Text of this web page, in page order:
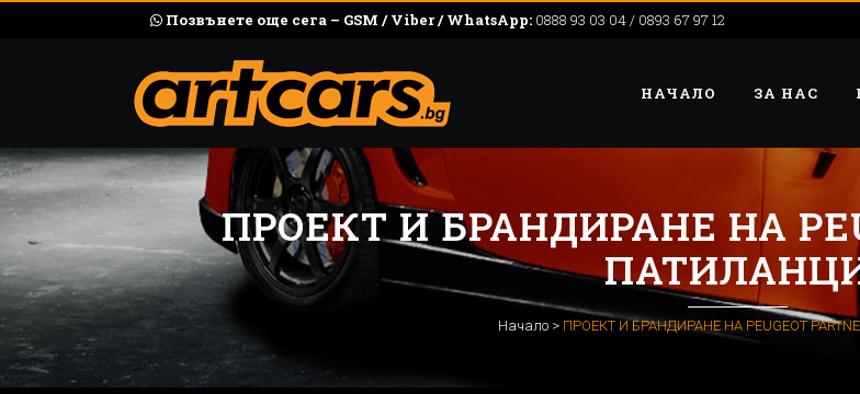
Позвънете още сега – GSM / Viber / WhatsApp: 0888 93 03 04 / 0893 67 97 12
НАЧАЛО ЗА НАС
ПРОЕКТ И БРАНДИРАНЕ НА
Начало > ПРОЕКТ И БРАНДИРАНЕ НА PEUGEOT